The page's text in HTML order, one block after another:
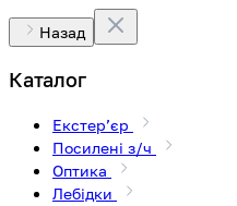
Назад
Каталог
Екстерʼєр
Посилені з/ч
Оптика
Лебідки